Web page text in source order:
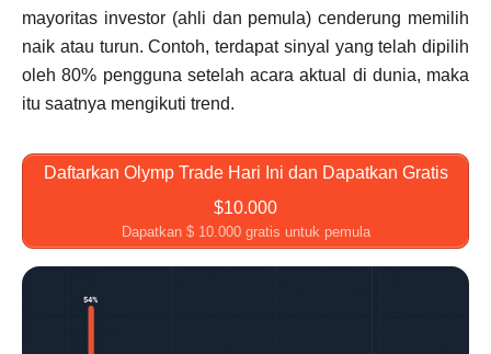
mayoritas investor (ahli dan pemula) cenderung memilih
naik atau turun. Contoh, terdapat sinyal yang telah dipilih
oleh 80% pengguna setelah acara aktual di dunia, maka
itu saatnya mengikuti trend.
Daftarkan Olymp Trade Hari Ini dan Dapatkan Gratis
$10.000
Dapatkan $ 10.000 gratis untuk pemula